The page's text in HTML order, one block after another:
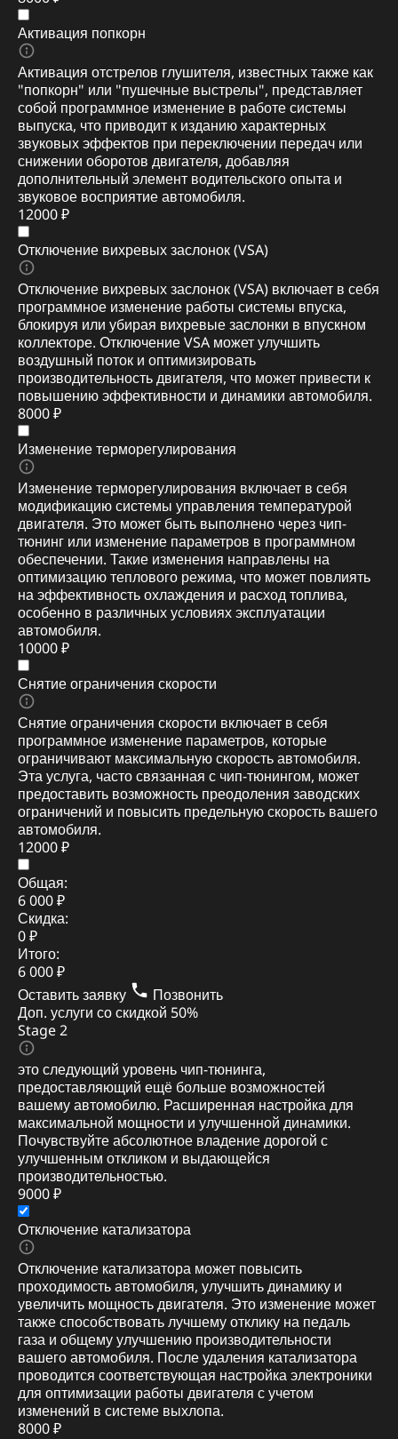
Активация попкорн
Активация отстрелов глушителя, известных также как
"попкорн" или "пушечные выстрелы", представляет
собой программное изменение в работе системы
выпуска, что приводит к изданию характерных
звуковых эффектов при переключении передач или
снижении оборотов двигателя, добавляя
дополнительный элемент водительского опыта и
звуковое восприятие автомобиля.
12000 ₽
Отключение вихревых заслонок (VSA)
Отключение вихревых заслонок (VSA) включает в себя
программное изменение работы системы впуска,
блокируя или убирая вихревые заслонки в впускном
коллекторе. Отключение VSA может улучшить
воздушный поток и оптимизировать
производительность двигателя, что может привести к
повышению эффективности и динамики автомобиля.
8000 ₽
Изменение терморегулирования
Изменение терморегулирования включает в себя
модификацию системы управления температурой
двигателя. Это может быть выполнено через чип-
тюнинг или изменение параметров в программном
обеспечении. Такие изменения направлены на
оптимизацию теплового режима, что может повлиять
на эффективность охлаждения и расход топлива,
особенно в различных условиях эксплуатации
автомобиля.
10000 ₽
Снятие ограничения скорости
Снятие ограничения скорости включает в себя
программное изменение параметров, которые
ограничивают максимальную скорость автомобиля.
Эта услуга, часто связанная с чип-тюнингом, может
предоставить возможность преодоления заводских
ограничений и повысить предельную скорость вашего
автомобиля.
12000 ₽
Общая:
6 000 ₽
Скидка:
0 ₽
Итого:
6 000 ₽
Оставить заявку
Позвонить
Доп. услуги со скидкой 50%
Stage 2
это следующий уровень чип-тюнинга,
предоставляющий ещё больше возможностей
вашему автомобилю. Расширенная настройка для
максимальной мощности и улучшенной динамики.
Почувствуйте абсолютное владение дорогой с
улучшенным откликом и выдающейся
производительностью.
9000 ₽
Отключение катализатора
Отключение катализатора может повысить
проходимость автомобиля, улучшить динамику и
увеличить мощность двигателя. Это изменение может
также способствовать лучшему отклику на педаль
газа и общему улучшению производительности
вашего автомобиля. После удаления катализатора
проводится соответствующая настройка электроники
для оптимизации работы двигателя с учетом
изменений в системе выхлопа.
8000 ₽